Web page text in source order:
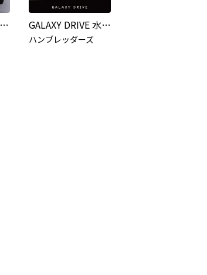
恋の段落 - From THE FIRST TAKE GALAXY DRIVE 水金地火木土天海冥ver
ハンブレッダーズ